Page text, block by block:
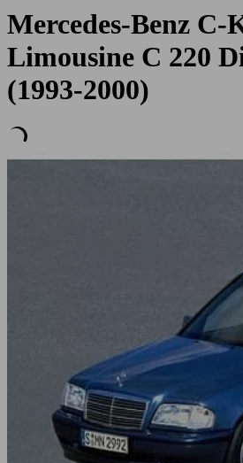
Mercedes-Benz C-
Limousine C 220
(1993-2000)